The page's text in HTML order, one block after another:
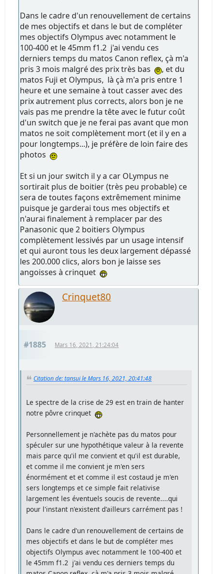
Dans le cadre d'un renouvellement de certains
de mes objectifs et dans le but de compléter
mes objectifs Olympus avec notamment le
100-400 et le 45mm f1.2 j'ai vendu ces
derniers temps du matos Canon reflex, çà m'a
pris 3 mois malgré des prix très bas
, et du
matos Fuji et Olympus, là çà m'a pris entre 1
heure et une semaine à tout casser avec des
prix autrement plus corrects, alors bon je ne
vais pas me prendre la tête avec le futur coût
d'un switch que je ne ferai pas avant que mon
matos ne soit complètement mort (et il y en a
pour longtemps...), je préfère de loin faire des
photos
Et si un jour switch il y a car OLympus ne
sortirait plus de boitier (très peu probable) ce
sera de toutes façons extrêmement minime
puisque je garderai tous mes objectifs et
n'aurai finalement à remplacer par des
Panasonic que 2 boitiers Olympus
complètement lessivés par un usage intensif
et qui auront tous les deux largement dépassé
les 200.000 clics, alors bon je laisse ses
angoisses à crinquet
Crinquet80
#1885 Mars 16, 2021, 21:24:04
Citation de: tansui le Mars 16, 2021, 20:41:48
Le spectre de la crise de 29 est en train de hanter
notre pôvre crinquet
Personnellement je n'achète pas du matos pour
spéculer sur une hypothétique valeur à la revente
mais parce qu'il me convient et qu'il est durable,
et comme il me convient je m'en sers
énormément et et comme il est costaud je m'en
sers longtemps et ce simple fait relativise
largement les éventuels soucis de revente....qui
pour l'instant n'existent d'ailleurs carrément pas !
Dans le cadre d'un renouvellement de certains de
mes objectifs et dans le but de compléter mes
objectifs Olympus avec notamment le 100-400 et
le 45mm f1.2 j'ai vendu ces derniers temps du